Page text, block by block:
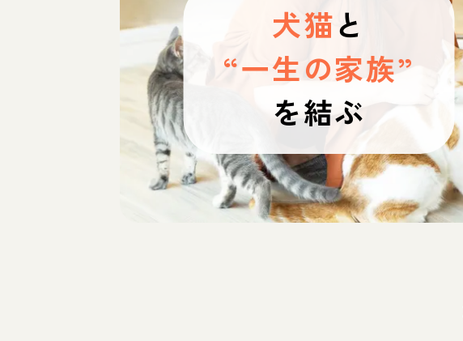
犬猫と
“一生の家族”
を結ぶ